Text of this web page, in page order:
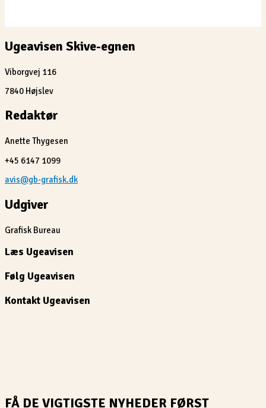
Ugeavisen Skive-egnen
Viborgvej 116
7840 Højslev
Redaktør
Anette Thygesen
+45 6147 1099
avis@gb-grafisk.dk
Udgiver
Grafisk Bureau
Læs Ugeavisen
Følg Ugeavisen
Kontakt Ugeavisen
FÅ DE VIGTIGSTE NYHEDER FØRST